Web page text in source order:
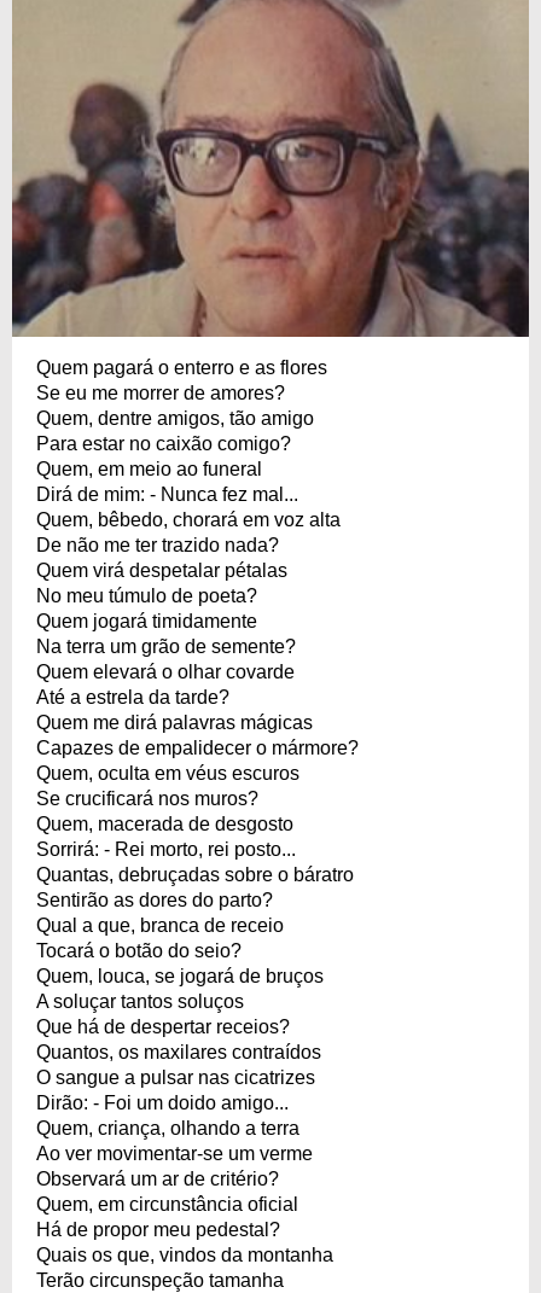
19/10/1913 09/07/1980
Quem pagará o enterro e as flores
Se eu me morrer de amores?
Quem, dentre amigos, tão amigo
Para estar no caixão comigo?
Quem, em meio ao funeral
Dirá de mim: - Nunca fez mal...
Quem, bêbedo, chorará em voz alta
De não me ter trazido nada?
Quem virá despetalar pétalas
No meu túmulo de poeta?
Quem jogará timidamente
Na terra um grão de semente?
Quem elevará o olhar covarde
Até a estrela da tarde?
Quem me dirá palavras mágicas
Capazes de empalidecer o mármore?
Quem, oculta em véus escuros
Se crucificará nos muros?
Quem, macerada de desgosto
Sorrirá: - Rei morto, rei posto...
Quantas, debruçadas sobre o báratro
Sentirão as dores do parto?
Qual a que, branca de receio
Tocará o botão do seio?
Quem, louca, se jogará de bruços
A soluçar tantos soluços
Que há de despertar receios?
Quantos, os maxilares contraídos
O sangue a pulsar nas cicatrizes
Dirão: - Foi um doido amigo...
Quem, criança, olhando a terra
Ao ver movimentar-se um verme
Observará um ar de critério?
Quem, em circunstância oficial
Há de propor meu pedestal?
Quais os que, vindos da montanha
Terão circunspeção tamanha